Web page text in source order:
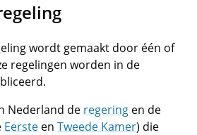
wordt gemaakt door één of
regelingen worden in de
Nederland de regering en de
Eerste en Tweede Kamer) die